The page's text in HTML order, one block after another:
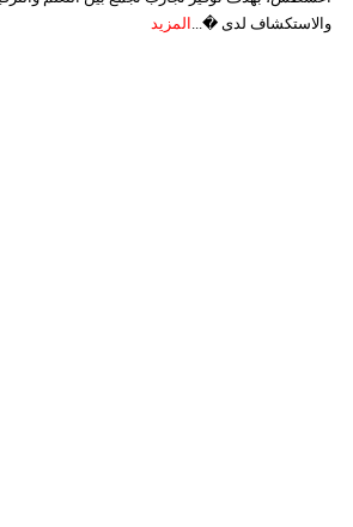
والاستكشاف لدى �... المزيد